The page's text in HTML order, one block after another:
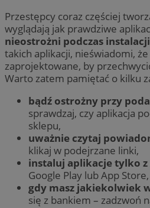
Przestępcy coraz częściej
wyglądają jak prawdziwe
nieostrożni podczas instalacji
takich aplikacji, nieświadomi,
zaprojektowane, by
Warto zatem pamiętać o kilku
bądź ostrożny przy
sprawdzaj, czy aplikacja
sklepu,
uważnie czytaj
klikaj w podejrzane linki,
instaluj aplikacje tylko
Google Play lub App Store,
gdy masz jakiekolwiek
się z bankiem – zadzwoń